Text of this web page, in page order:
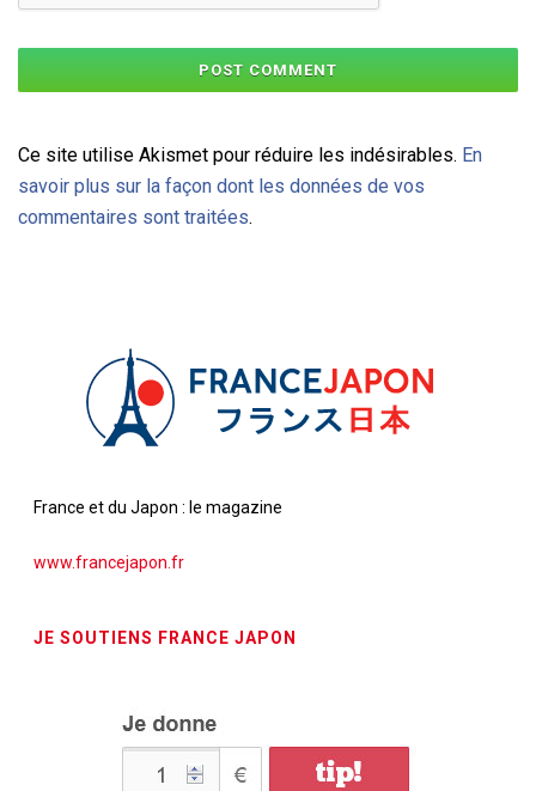
Ce site utilise Akismet pour réduire les indésirables. En
savoir plus sur la façon dont les données de vos
commentaires sont traitées.
France et du Japon : le magazine
www.francejapon.fr
JE SOUTIENS FRANCE JAPON